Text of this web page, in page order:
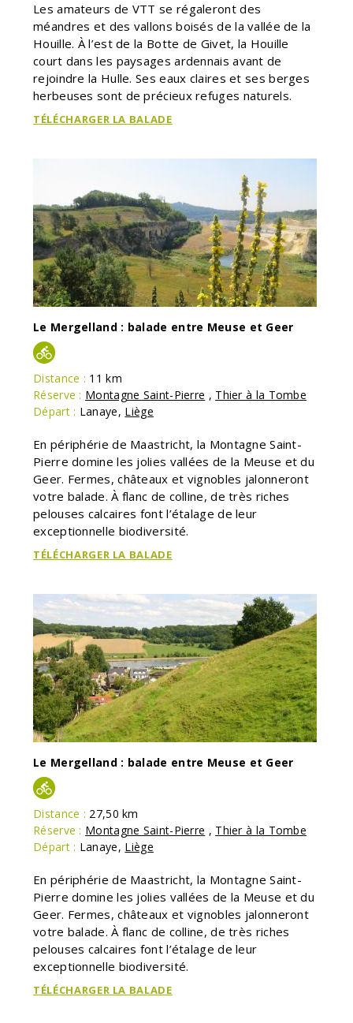
Les amateurs de VTT se régaleront des
méandres et des vallons boisés de la vallée de la
Houille. À l’est de la Botte de Givet, la Houille
court dans les paysages ardennais avant de
rejoindre la Hulle. Ses eaux claires et ses berges
herbeuses sont de précieux refuges naturels.
TÉLÉCHARGER LA BALADE
Le Mergelland : balade entre Meuse et Geer
Distance : 11 km
Réserve : Montagne Saint-Pierre , Thier à la Tombe
Départ : Lanaye, Liège
En périphérie de Maastricht, la Montagne Saint-
Pierre domine les jolies vallées de la Meuse et du
Geer. Fermes, châteaux et vignobles jalonneront
votre balade. À flanc de colline, de très riches
pelouses calcaires font l’étalage de leur
exceptionnelle biodiversité.
TÉLÉCHARGER LA BALADE
Le Mergelland : balade entre Meuse et Geer
Distance : 27,50 km
Réserve : Montagne Saint-Pierre , Thier à la Tombe
Départ : Lanaye, Liège
En périphérie de Maastricht, la Montagne Saint-
Pierre domine les jolies vallées de la Meuse et du
Geer. Fermes, châteaux et vignobles jalonneront
votre balade. À flanc de colline, de très riches
pelouses calcaires font l’étalage de leur
exceptionnelle biodiversité.
TÉLÉCHARGER LA BALADE